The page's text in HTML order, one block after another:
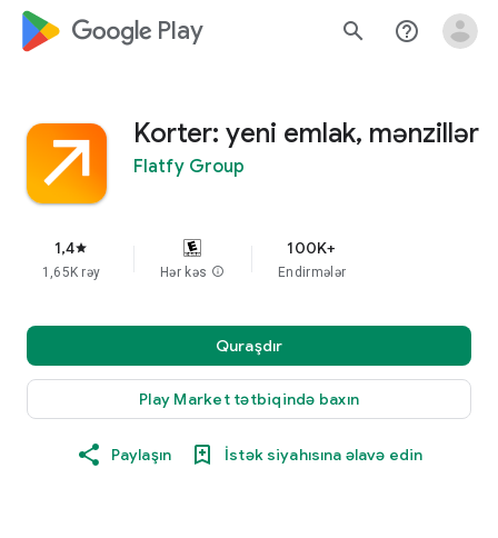
google_logo Play search help_outline
Korter: yeni emlak, mənzillər
Flatfy Group
1,4star
1,65K rəy Hər kəs info
100K+
Endirmələr
Quraşdır
Play Market tətbiqində baxın
Paylaşın İstək siyahısına əlavə edin